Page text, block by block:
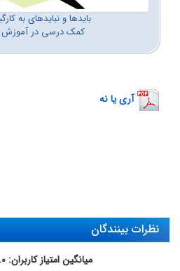
بایدها و نبایدهای به
کمک درسی در آموزش
آری یا نه
نظرات بینندگان
میانگین امتیاز کاربران: 0.0 (0 رای)